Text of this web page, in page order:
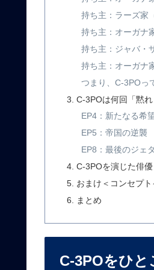
持ち主：ラーズ家
持ち主：オーガナ
持ち主：ジャバ・
持ち主：オーガナ
つまり、C-3POっ
C-3POは何回「黙
EP4：新たなる希
EP5：帝国の逆襲
EP8：最後のジェ
C-3POを演じた俳
おまけ＜コンセプト
まとめ
C-3POをひと